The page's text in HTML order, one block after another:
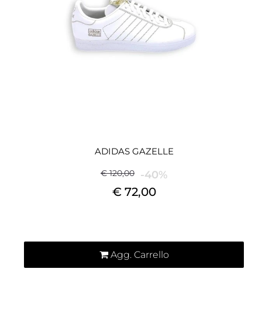
ADIDAS GAZELLE
€ 120,00 -40%
€ 72,00
Agg. Carrello